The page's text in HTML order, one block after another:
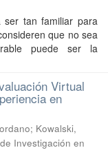
ser tan familiar para
que no sea
puede ser la
Virtual
en
; Kowalski,
Investigación en